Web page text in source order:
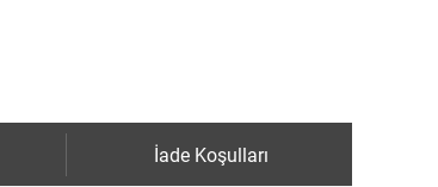
İade Koşulları